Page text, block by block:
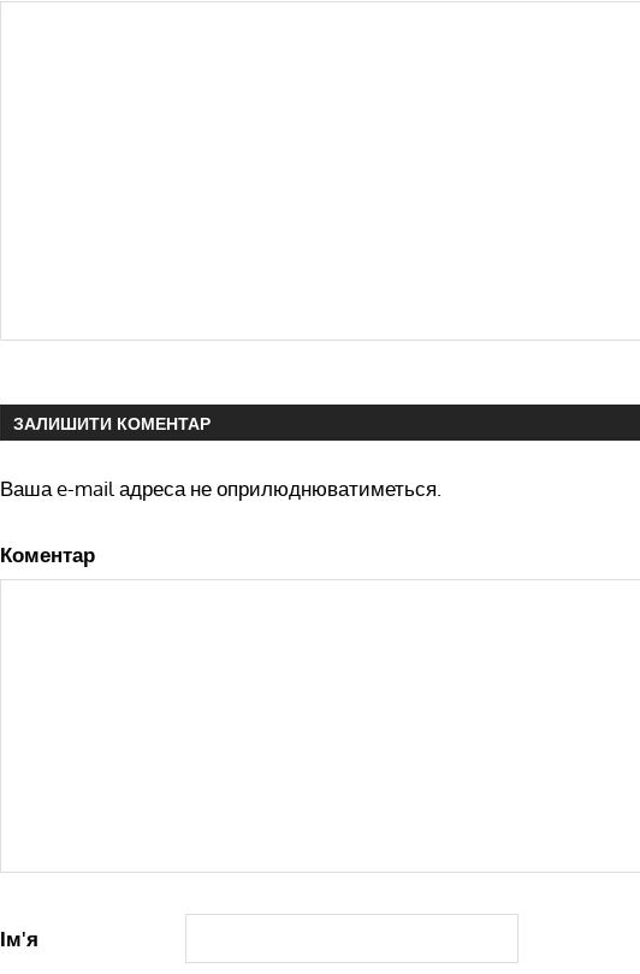
ЗАЛИШИТИ КОМЕНТАР
Ваша e-mail адреса не оприлюднюватиметься.
Коментар
Ім'я